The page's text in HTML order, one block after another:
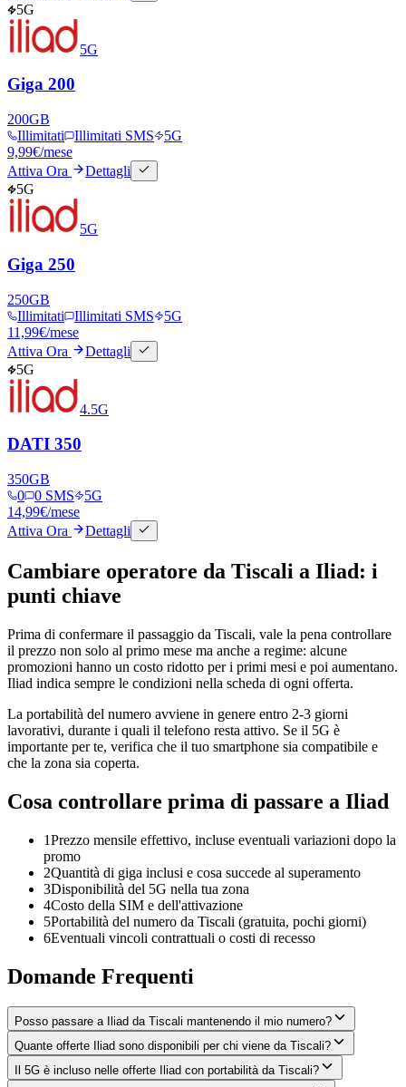
5G
5G
Giga 200
200GB
Illimitati
Illimitati SMS
5G
9,99€/mese
Attiva Ora
Dettagli
5G
5G
Giga 250
250GB
Illimitati
Illimitati SMS
5G
11,99€/mese
Attiva Ora
Dettagli
5G
4.5G
DATI 350
350GB
0
0 SMS
5G
14,99€/mese
Attiva Ora
Dettagli
Cambiare operatore da Tiscali a Iliad: i
punti chiave
Prima di confermare il passaggio da Tiscali, vale la pena controllare
il prezzo non solo al primo mese ma anche a regime: alcune
promozioni hanno un costo ridotto per i primi mesi e poi aumentano.
Iliad indica sempre le condizioni nella scheda di ogni offerta.
La portabilità del numero avviene in genere entro 2-3 giorni
lavorativi, durante i quali il telefono resta attivo. Se il 5G è
importante per te, verifica che il tuo smartphone sia compatibile e
che la zona sia coperta.
Cosa controllare prima di passare a Iliad
1Prezzo mensile effettivo, incluse eventuali variazioni dopo la
promo
2Quantità di giga inclusi e cosa succede al superamento
3Disponibilità del 5G nella tua zona
4Costo della SIM e dell'attivazione
5Portabilità del numero da Tiscali (gratuita, pochi giorni)
6Eventuali vincoli contrattuali o costi di recesso
Domande Frequenti
Posso passare a Iliad da Tiscali mantenendo il mio numero?
Quante offerte Iliad sono disponibili per chi viene da Tiscali?
Il 5G è incluso nelle offerte Iliad con portabilità da Tiscali?